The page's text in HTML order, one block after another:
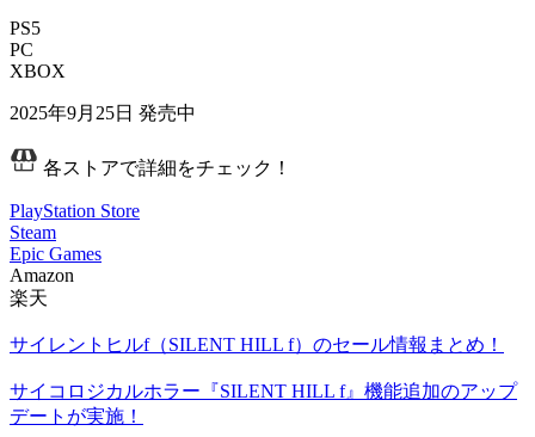
PS5
PC
XBOX
2025年9月25日 発売中
各ストアで詳細をチェック！
PlayStation Store
Steam
Epic Games
Amazon
楽天
サイレントヒルf（SILENT HILL f）のセール情報まとめ！
サイコロジカルホラー『SILENT HILL f』機能追加のアップ
デートが実施！